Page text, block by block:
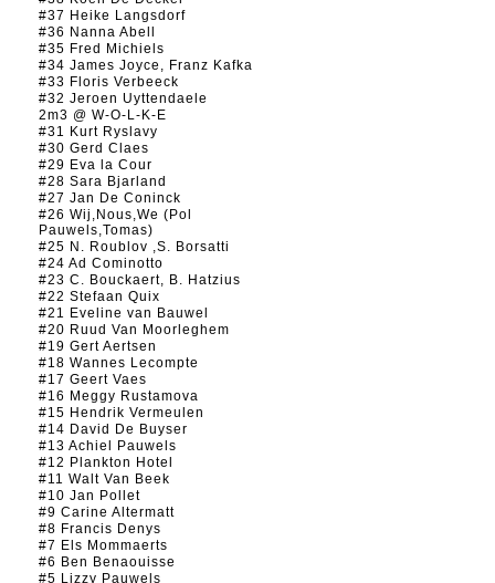
#37 Heike Langsdorf
#36 Nanna Abell
#35 Fred Michiels
#34 James Joyce, Franz Kafka
#33 Floris Verbeeck
#32 Jeroen Uyttendaele
2m3 @ W-O-L-K-E
#31 Kurt Ryslavy
#30 Gerd Claes
#29 Eva la Cour
#28 Sara Bjarland
#27 Jan De Coninck
#26 Wij,Nous,We (Pol
Pauwels,Tomas)
#25 N. Roublov ,S. Borsatti
#24 Ad Cominotto
#23 C. Bouckaert, B. Hatzius
#22 Stefaan Quix
#21 Eveline van Bauwel
#20 Ruud Van Moorleghem
#19 Gert Aertsen
#18 Wannes Lecompte
#17 Geert Vaes
#16 Meggy Rustamova
#15 Hendrik Vermeulen
#14 David De Buyser
#13 Achiel Pauwels
#12 Plankton Hotel
#11 Walt Van Beek
#10 Jan Pollet
#9 Carine Altermatt
#8 Francis Denys
#7 Els Mommaerts
#6 Ben Benaouisse
#5 Lizzy Pauwels